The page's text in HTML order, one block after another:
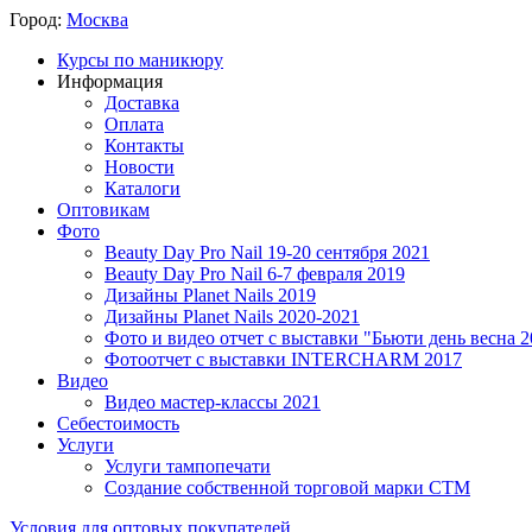
Город: Москва
Курсы по маникюру
Информация
Доставка
Оплата
Контакты
Новости
Каталоги
Оптовикам
Фото
Beauty Day Pro Nail 19-20 сентября 2021
Beauty Day Pro Nail 6-7 февраля 2019
Дизайны Planet Nails 2019
Дизайны Planet Nails 2020-2021
Фото и видео отчет с выставки "Бьюти день весна
Фотоотчет с выставки INTERCHARM 2017
Видео
Видео мастер-классы 2021
Себестоимость
Услуги
Услуги тампопечати
Создание собственной торговой марки СТМ
Условия для оптовых покупателей